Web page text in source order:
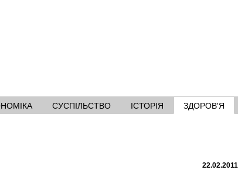
СУСПІЛЬСТВО ІСТОРІЯ ЗДОРОВ'Я
22.02.2011